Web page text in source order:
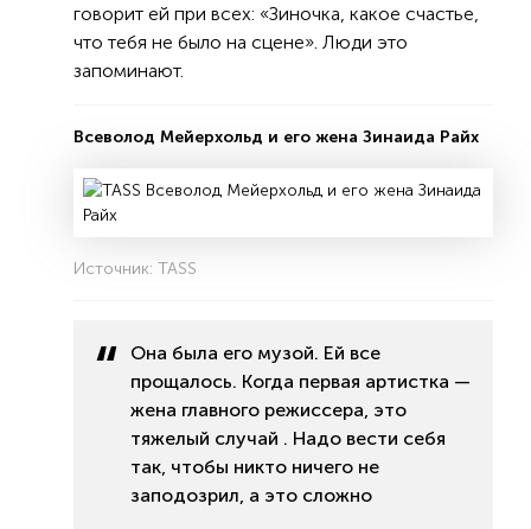
говорит ей при всех: «Зиночка, какое счастье,
что тебя не было на сцене». Люди это
запоминают.
Всеволод Мейерхольд и его жена Зинаида Райх
Источник: TASS
Она была его музой. Ей все
прощалось. Когда первая артистка —
жена главного режиссера, это
тяжелый случай . Надо вести себя
так, чтобы никто ничего не
заподозрил, а это сложно